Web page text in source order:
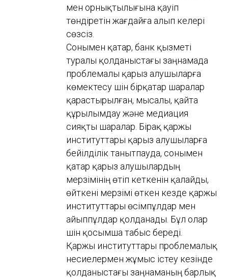
мен орнықтылығына қауіп
төндіретін жағдайға алып келері
сөзсіз.
Сонымен қатар, банк қызметі
туралы қолданыстағы заңнамада
проблемалы қарыз алушыларға
көмектесу үшін бірқатар шаралар
қарастырылған, мысалы, қайта
құрылымдау және медиация
сияқты шаралар. Бірақ қаржы
институттары қарыз алушыларға
бейілділік танытпауда, сонымен
қатар қарыз алушылардың
мерзімінің өтіп кеткенін қалайды,
өйткені мерзімі өткен кезде қаржы
институттары өсімпұлдар мен
айыппұлдар қолданады. Бұл олар
үшін қосымша табыс береді.
Қаржы институттары проблемалық
несиелермен жұмыс істеу кезінде
қолданыстағы заңнаманың барлық